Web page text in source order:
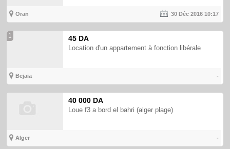
Oran 30 Déc 201610:17
1 45 DA
Location d'un appartement à fonction libérale
Bejaia -
40 000 DA
Loue f3 a bord el bahri (alger plage)
Alger -